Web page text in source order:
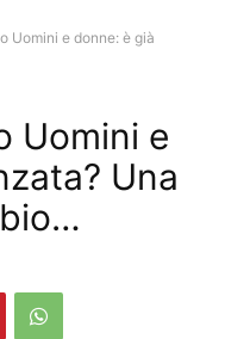
Uomini e donne: è già
Uomini e
Una